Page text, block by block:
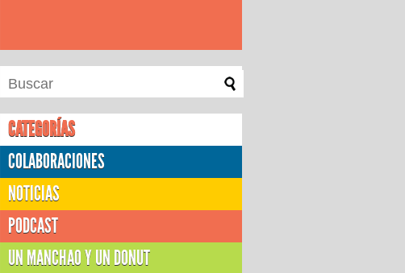
CATEGORÍAS
COLABORACIONES
NOTICIAS
PODCAST
UN MANCHAO Y UN DONUT